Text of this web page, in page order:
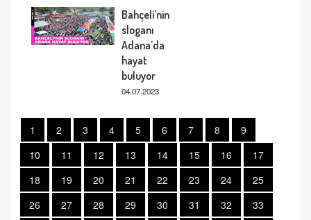
Bahçeli’nin
sloganı
Adana’da
hayat
buluyor
04.07.2023
1 2 3 4 5 6 7 8
9
10
11 12 13 14 15 16
17
18
19 20 21 22 23 24
25
26
27 28 29 30 31 32
33